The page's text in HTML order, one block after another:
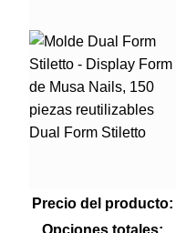
Dual Form Stiletto
Precio del producto:
Opciones totales: